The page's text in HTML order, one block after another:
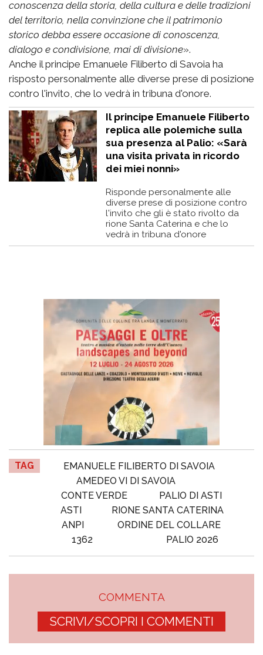
conoscenza della storia, della cultura e delle tradizioni
del territorio, nella convinzione che il patrimonio
storico debba essere occasione di conoscenza,
dialogo e condivisione, mai di divisione».
Anche il principe Emanuele Filiberto di Savoia ha
risposto personalmente alle diverse prese di posizione
contro l'invito, che lo vedrà in tribuna d'onore.
Il principe Emanuele Filiberto
replica alle polemiche sulla
sua presenza al Palio: «Sarà
una visita privata in ricordo
dei miei nonni»
Risponde personalmente alle
diverse prese di posizione contro
l'invito che gli è stato rivolto da
rione Santa Caterina e che lo
vedrà in tribuna d'onore
TAG
EMANUELE FILIBERTO DI SAVOIA
AMEDEO VI DI SAVOIA
CONTE VERDE
PALIO DI ASTI
ASTI
RIONE SANTA CATERINA
ANPI
ORDINE DEL COLLARE
1362
PALIO 2026
COMMENTA
SCRIVI/SCOPRI I COMMENTI